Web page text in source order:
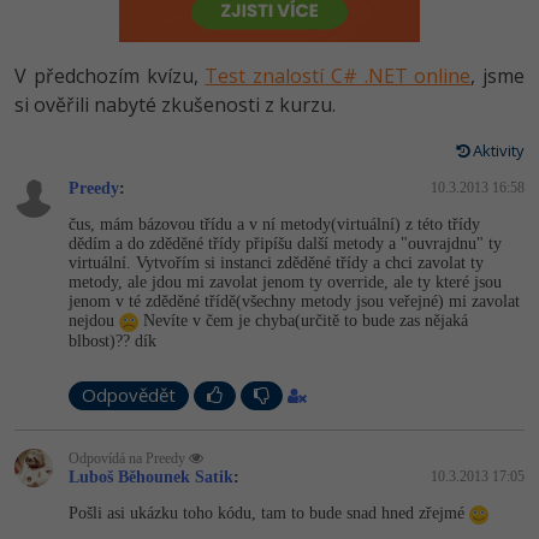
HTML5, CSS3, Bootstrap, SEO
SQL a databáze
UML a návrhové vzory
React
Spring
ASP.NET MVC
PHP
JavaScript
HTML / CSS
UML a návrhové vzory
MySQL/MariaDB
MS-SQL
Vývojář mobilních aplikací
Specialista na AI a bigdata
Webdesigner
Tester
Systémový administrátor
3D grafik
Projektový manažer
Databázový analytik
-80%
JavaScript -80%
C++
Swift -80%
Kotlin -80%
-80%
VB.NET
SQL
-80%
V předchozím kvízu, Test znalostí C# .NET online, jsme
si ověřili nabyté zkušenosti z kurzu.
Aktivity
Preedy: 10.3.2013 16:58
čus, mám bázovou třídu a v ní metody(virtuální) z této třídy
dědím a do zděděné třídy připíšu další metody a "ouvrajdnu" ty
virtuální. Vytvořím si instanci zděděné třídy a chci zavolat ty
metody, ale jdou mi zavolat jenom ty override, ale ty které jsou
jenom v té zděděné třídě(všechny metody jsou veřejné) mi zavolat
nejdou
Nevíte v čem je chyba(určitě to bude zas nějaká
blbost)?? dík
Odpovědět
Odpovídá na Preedy
Luboš Běhounek Satik: 10.3.2013 17:05
Pošli asi ukázku toho kódu, tam to bude snad hned zřejmé